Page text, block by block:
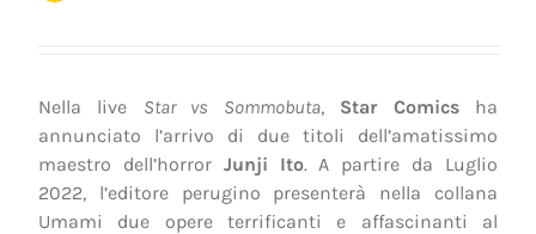
Nella live Star vs Sommobuta, Star Comicsha
annunciato l’arrivo di due titoli dell’amatissimo
maestro dell’horror Junji Ito. A partire da Luglio
2022, l’editore perugino presenterà nella collana
Umami due opere terrificanti e affascinanti al